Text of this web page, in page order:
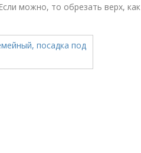
можно, то обрезать верх, как